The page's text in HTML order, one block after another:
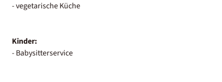
- vegetarische Küche
Kinder:
- Babysitterservice